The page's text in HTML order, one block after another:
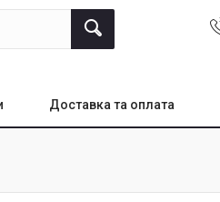
Доставка та оплата